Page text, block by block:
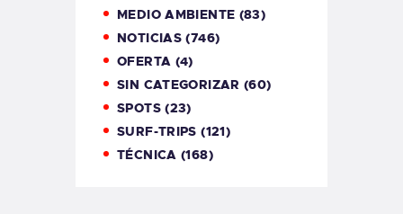
MEDIO AMBIENTE (83)
NOTICIAS (746)
OFERTA (4)
SIN CATEGORIZAR (60)
SPOTS(23)
SURF-TRIPS (121)
TÉCNICA (168)